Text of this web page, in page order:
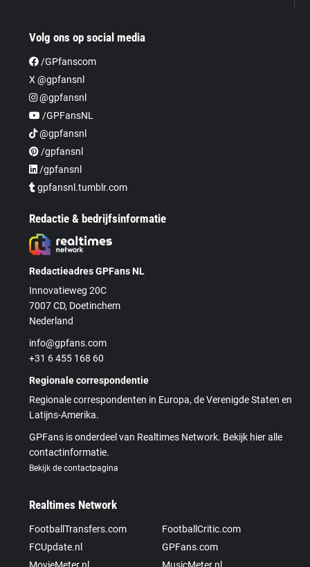
Volg ons op social media
/GPfanscom
X @gpfansnl
@gpfansnl
/GPFansNL
@gpfansnl
/gpfansnl
/gpfansnl
gpfansnl.tumblr.com
Redactie & bedrijfsinformatie
Redactieadres GPFans NL
Innovatieweg 20C
7007 CD, Doetinchem
Nederland
info@gpfans.com
+31 6 455 168 60
Regionale correspondentie
Regionale correspondenten in Europa, de Verenigde Staten en
Latijns-Amerika.
GPFans is onderdeel van Realtimes Network. Bekijk hier alle
contactinformatie.
Bekijk de contactpagina
Realtimes Network
FootballTransfers.com
FootballCritic.com
FCUpdate.nl
GPFans.com